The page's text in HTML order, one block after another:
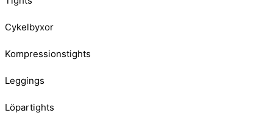
Cykelbyxor
Kompressionstights
Leggings
Löpartights